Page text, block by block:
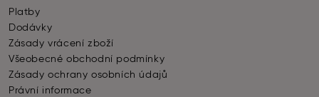
Platby
Dodávky
Zásady vrácení zboží
Všeobecné obchodní podmínky
Zásady ochrany osobních údajů
Právní informace